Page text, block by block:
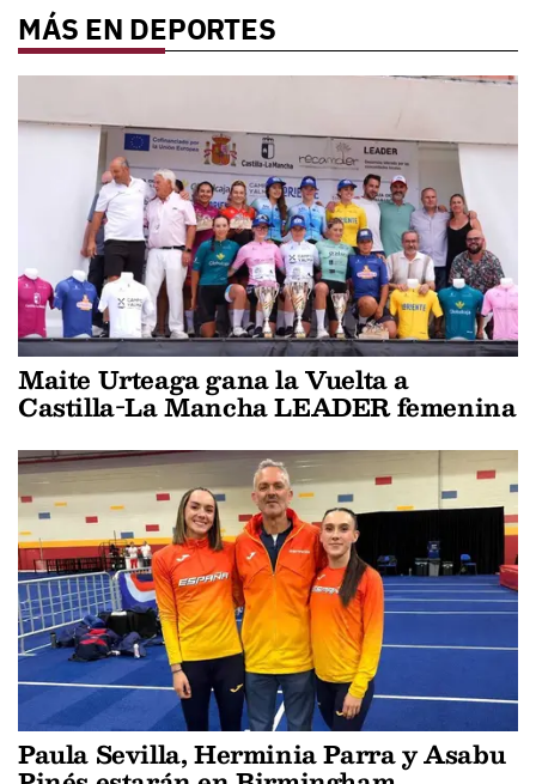
MÁS EN DEPORTES
Maite Urteaga gana la Vuelta a
Castilla-La Mancha LEADER femenina
Paula Sevilla, Herminia Parra y Asabu